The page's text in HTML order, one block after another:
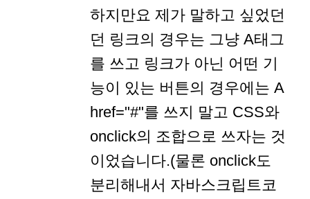
하지만요 제가 말하고 싶었던
던 링크의 경우는 그냥 A태그
를 쓰고 링크가 아닌 어떤 기
능이 있는 버튼의 경우에는 A
href="#"를 쓰지 말고 CSS와
onclick의 조합으로 쓰자는 것
이었습니다.(물론 onclick도
분리해내서 자바스크립트코